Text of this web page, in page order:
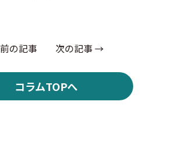
の記事 次の記事 →
コラムTOPへ